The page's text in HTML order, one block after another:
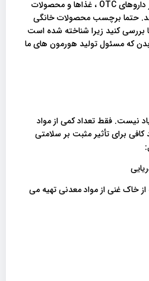
معرض برم ها ممکن است در داروهای OTC ، غذاها و محصولات
حتما برچسب محصولات خانگی
بررسی کنید زیرا شناخته شده است
که مسئول تولید هورمون های ما
نیست. فقط تعداد کمی از مواد
برای تأثیر مثبت بر سلامتی
خاک غنی از مواد معدنی تهیه می